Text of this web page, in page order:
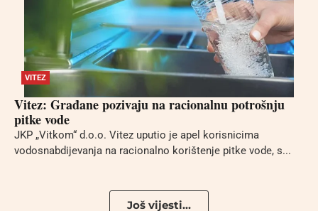
VITEZ
Vitez: Građane pozivaju na racionalnu potrošnju
pitke vode
JKP „Vitkom“ d.o.o. Vitez uputio je apel korisnicima
vodosnabdijevanja na racionalno korištenje pitke vode, s...
Još vijesti...